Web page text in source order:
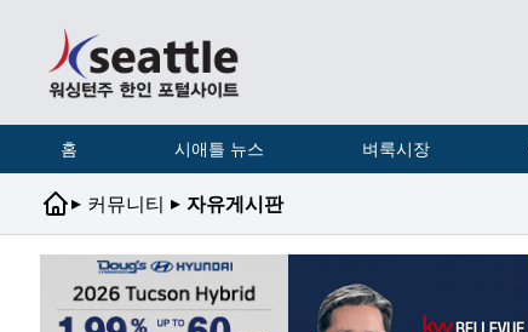
홈 시애틀 뉴스 벼룩시장
▸ 커뮤니티 ▸ 자유게시판